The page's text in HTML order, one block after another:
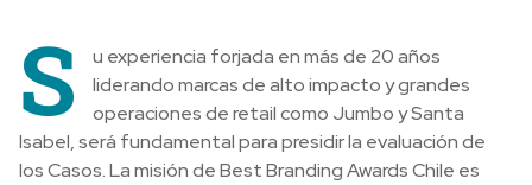
S
u experiencia forjada en más de 20 años
liderando marcas de alto impacto y grandes
operaciones de retail como Jumbo y Santa
Isabel, será fundamental para presidir la evaluación de
los Casos. La misión de Best Branding Awards Chile es